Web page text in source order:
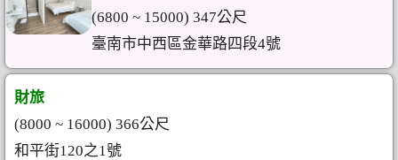
(6800 ~ 15000) 347公尺
臺南市中西區金華路四段4號
財旅
(8000 ~ 16000) 366公尺
和平街120之1號